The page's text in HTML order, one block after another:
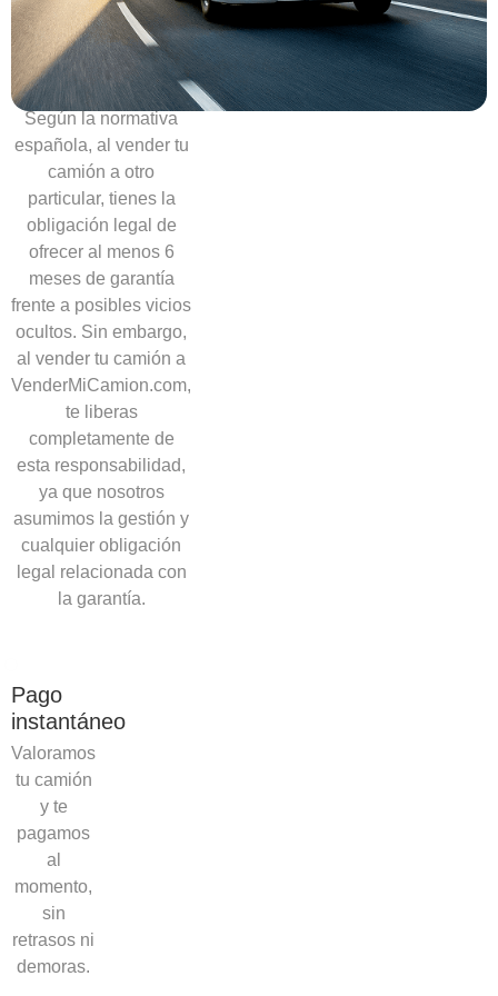
necesidad
de
ofrecer
garantías
Según la normativa
española, al vender tu
camión a otro
particular, tienes la
obligación legal de
ofrecer al menos 6
meses de garantía
frente a posibles vicios
ocultos. Sin embargo,
al vender tu camión a
VenderMiCamion.com,
te liberas
completamente de
esta responsabilidad,
ya que nosotros
asumimos la gestión y
cualquier obligación
legal relacionada con
la garantía.
Pago
instantáneo
Valoramos
tu camión
y te
pagamos
al
momento,
sin
retrasos ni
demoras.